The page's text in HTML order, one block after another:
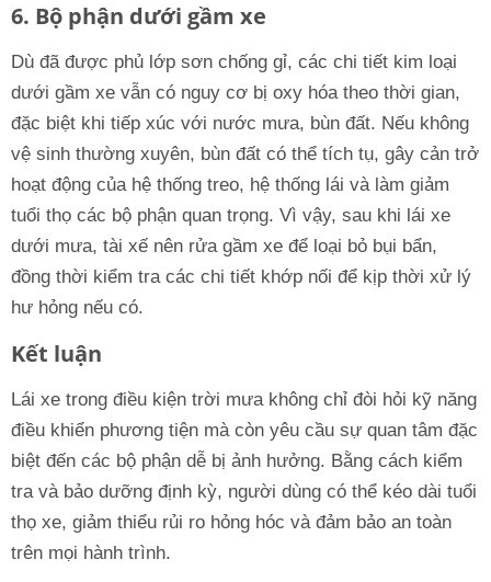
6. Bộ phận dưới gầm xe
Dù đã được phủ lớp sơn chống gỉ, các chi tiết kim loại
dưới gầm xe vẫn có nguy cơ bị oxy hóa theo thời gian,
đặc biệt khi tiếp xúc với nước mưa, bùn đất. Nếu không
vệ sinh thường xuyên, bùn đất có thể tích tụ, gây cản trở
hoạt động của hệ thống treo, hệ thống lái và làm giảm
tuổi thọ các bộ phận quan trọng. Vì vậy, sau khi lái xe
dưới mưa, tài xế nên rửa gầm xe để loại bỏ bụi bẩn,
đồng thời kiểm tra các chi tiết khớp nối để kịp thời xử lý
hư hỏng nếu có.
Kết luận
Lái xe trong điều kiện trời mưa không chỉ đòi hỏi kỹ năng
điều khiển phương tiện mà còn yêu cầu sự quan tâm đặc
biệt đến các bộ phận dễ bị ảnh hưởng. Bằng cách kiểm
tra và bảo dưỡng định kỳ, người dùng có thể kéo dài tuổi
thọ xe, giảm thiểu rủi ro hỏng hóc và đảm bảo an toàn
trên mọi hành trình.